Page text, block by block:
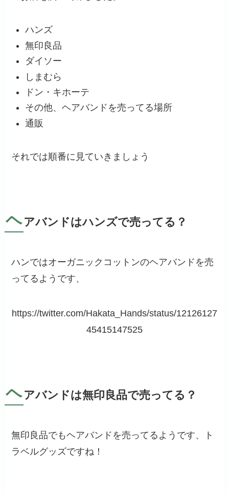
ハンズ
無印良品
ダイソー
しまむら
ドン・キホーテ
その他、ヘアバンドを売ってる場所
通販
それでは順番に見ていきましょう
ヘアバンドはハンズで売ってる？
ハンではオーガニックコットンのヘアバンドを売
ってるようです、
https://twitter.com/Hakata_Hands/status/12126127
45415147525
ヘアバンドは無印良品で売ってる？
無印良品でもヘアバンドを売ってるようです、ト
ラベルグッズですね！